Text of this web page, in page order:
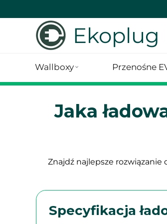
Wallboxy Przenośne
Ekoplug
Specyfikacja
Znajdź najlepsze
Jaka